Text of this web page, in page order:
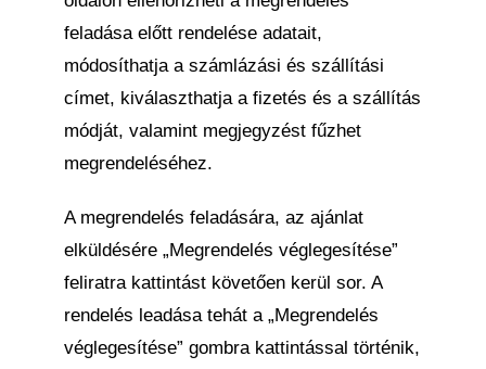
feladása előtt rendelése adatait,
módosíthatja a számlázási és szállítási
címet, kiválaszthatja a fizetés és a szállítás
módját, valamint megjegyzést fűzhet
megrendeléséhez.
A megrendelés feladására, az ajánlat
elküldésére „Megrendelés véglegesítése”
feliratra kattintást követően kerül sor. A
rendelés leadása tehát a „Megrendelés
véglegesítése” gombra kattintással történik,